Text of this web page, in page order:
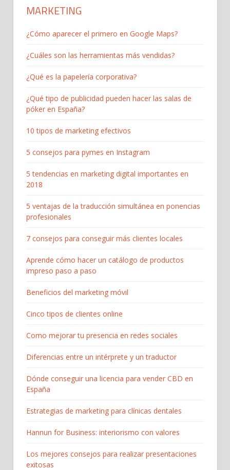
MARKETING
¿Cómo aparecer el primero en Google Maps?
¿Cuáles son las herramientas más vendidas?
¿Qué es la papelería corporativa?
¿Qué tipo de publicidad pueden hacer las salas de
póker en España?
10 tipos de marketing efectivos
5 consejos para pymes en Instagram
5 tendencias en marketing digital importantes en
2018
5 ventajas de la traducción simultánea en ponencias
profesionales
7 consejos para conseguir más clientes locales
Aprende cómo hacer un catálogo de productos
impreso paso a paso
Beneficios del marketing móvil
Cinco tipos de clientes online
Como mejorar tu presencia en redes sociales
Diferencias entre un intérprete y un traductor
Dónde conseguir una licencia para vender CBD en
España
Estrategias de marketing para clínicas dentales
Hannun for Business: interiorismo con valores
Los mejores consejos para realizar presentaciones
exitosas